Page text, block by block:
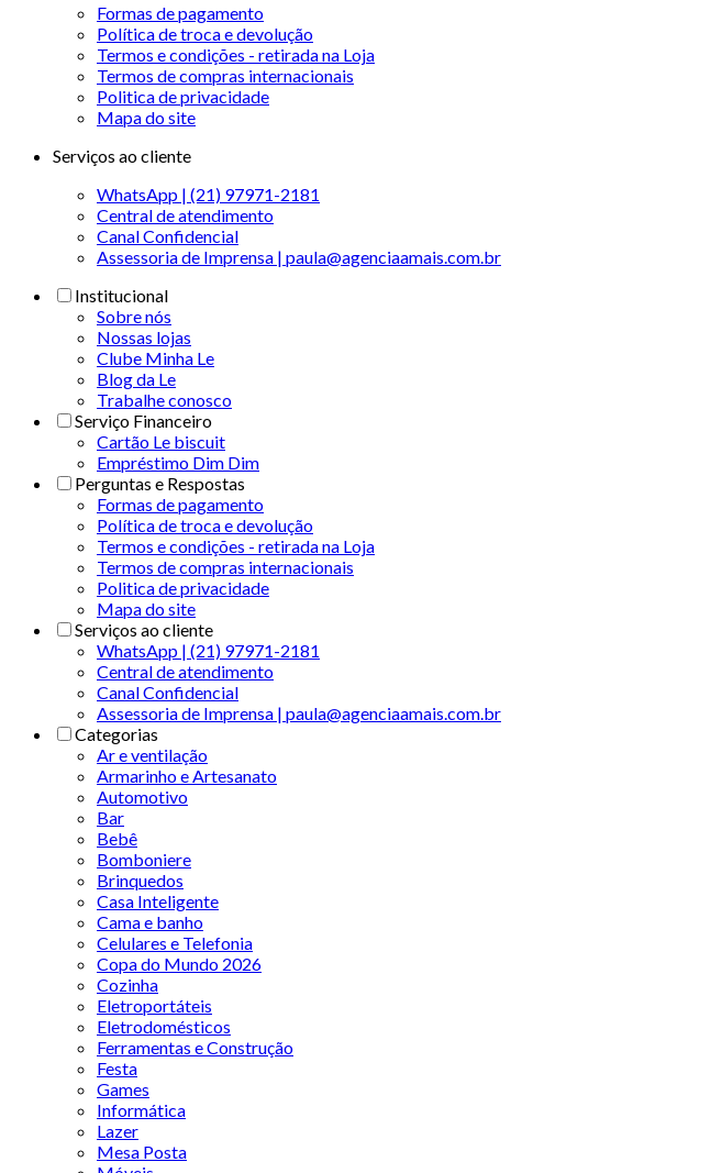
Formas de pagamento
Política de troca e devolução
Termos e condições - retirada na Loja
Termos de compras internacionais
Politica de privacidade
Mapa do site
Serviços ao cliente
WhatsApp | (21) 97971-2181
Central de atendimento
Canal Confidencial
Assessoria de Imprensa | paula@agenciaamais.com.br
Institucional
Sobre nós
Nossas lojas
Clube Minha Le
Blog da Le
Trabalhe conosco
Serviço Financeiro
Cartão Le biscuit
Empréstimo Dim Dim
Perguntas e Respostas
Formas de pagamento
Política de troca e devolução
Termos e condições - retirada na Loja
Termos de compras internacionais
Politica de privacidade
Mapa do site
Serviços ao cliente
WhatsApp | (21) 97971-2181
Central de atendimento
Canal Confidencial
Assessoria de Imprensa | paula@agenciaamais.com.br
Categorias
Ar e ventilação
Armarinho e Artesanato
Automotivo
Bar
Bebê
Bomboniere
Brinquedos
Casa Inteligente
Cama e banho
Celulares e Telefonia
Copa do Mundo 2026
Cozinha
Eletroportáteis
Eletrodomésticos
Ferramentas e Construção
Festa
Games
Informática
Lazer
Mesa Posta